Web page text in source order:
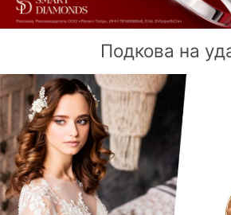
Подкова на